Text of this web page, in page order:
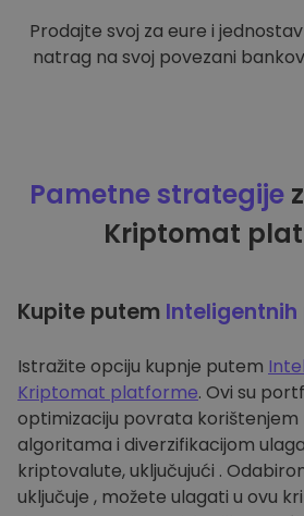
Prodajte svoj za eure i
natrag na svoj povezani
Pametne strategije
Kriptomat
Kupite putem
Istražite opciju kupnje putem
Kriptomat platforme. Ovi su
optimizaciju povrata korištenjem
algoritama i diverzifikacijom
kriptovalute, uključujući .
uključuje , možete ulagati u ovu